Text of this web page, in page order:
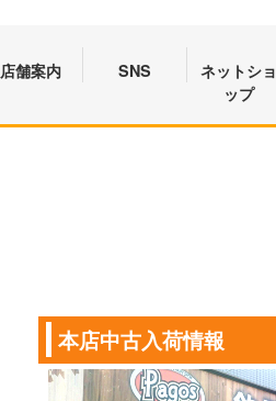
店舗案内 SNS
ネットショ
ップ
本店中古入荷情報